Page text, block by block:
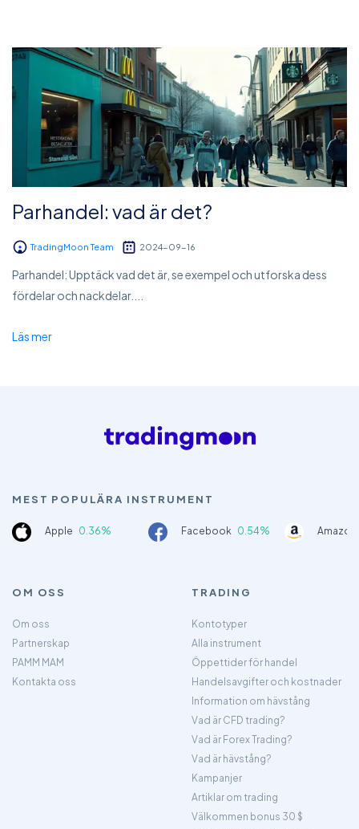
Parhandel: vad är det?
TradingMoon Team 2024-09-16
Parhandel: Upptäck vad det är, se exempel och utforska dess
fördelar och nackdelar....
Läs mer
MEST POPULÄRA INSTRUMENT
Apple 0.36% Facebook 0.54%
OM OSS
Om oss
Partnerskap
PAMM MAM
Kontakta oss
TRADING
Kontotyper
Alla instrument
Öppettider för handel
Handelsavgifter och kostnader
Information om hävstång
Vad är CFD trading?
Vad är Forex Trading?
Vad är hävstång?
Kampanjer
Artiklar om trading
Välkommen bonus 30 $